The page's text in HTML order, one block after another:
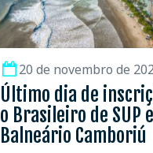
20 de novembro de
Último dia de
o Brasileiro de SUP
Balneário Camboriú